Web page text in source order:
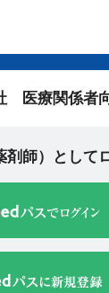
医療関係者
剤師）として